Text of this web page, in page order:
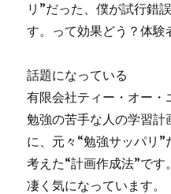
リ”だった、僕が試行錯
す。って効果どう？体験
話題になっている
有限会社ティー・オー・
勉強の苦手な人の学習
に、元々“勉強サッパリ
考えた“計画作成法”です
凄く気になっています。